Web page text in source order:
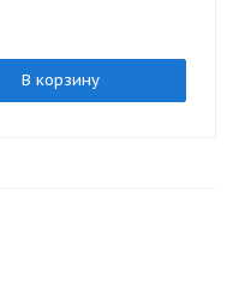
В корзину